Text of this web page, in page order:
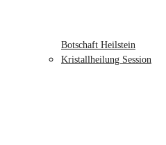
Botschaft Heilstein
Kristallheilung Session